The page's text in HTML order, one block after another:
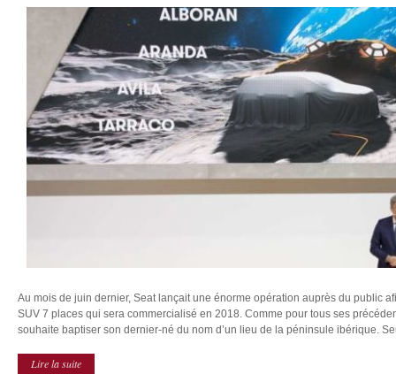
Au mois de juin dernier, Seat lançait une énorme opération auprès du public
SUV 7 places qui sera commercialisé en 2018. Comme pour tous ses
souhaite baptiser son dernier-né du nom d’un lieu de la péninsule ibérique.
Lire la suite